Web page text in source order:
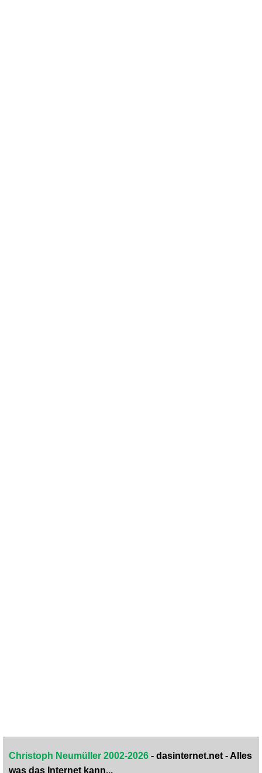
Christoph Neumüller 2002-2026 - dasinternet.net - Alles
was das Internet kann...